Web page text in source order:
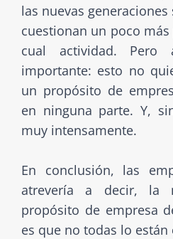
las nuevas generaciones
cuestionan un poco
cual actividad.
importante: esto no
un propósito de
en ninguna parte. Y,
muy intensamente.
En conclusión, las
atrevería a decir, la
propósito de empresa
es que no todas lo están